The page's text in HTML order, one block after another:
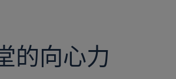
的向心力